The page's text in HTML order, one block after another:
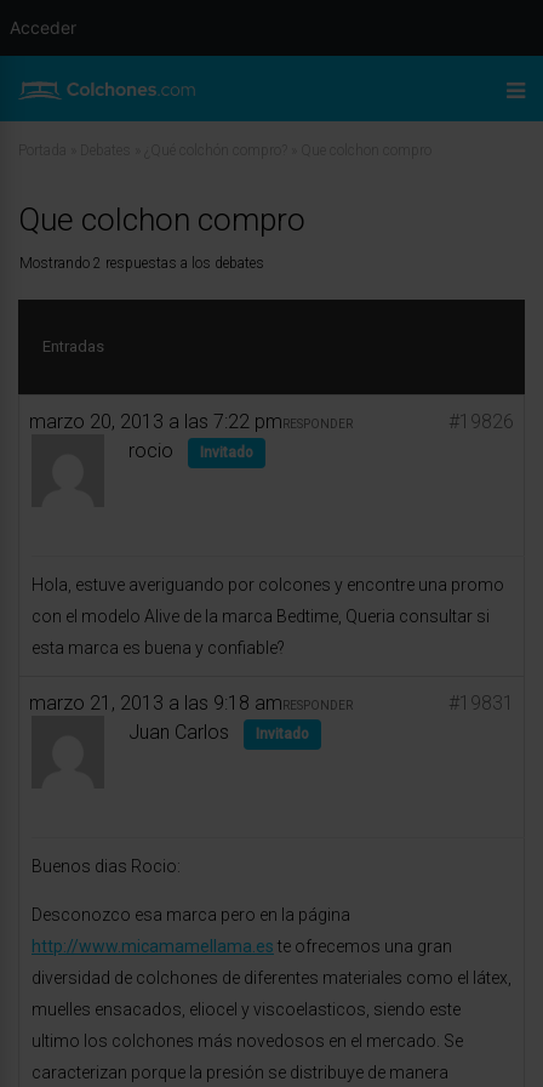
Que colchon compro
Mostrando 2 respuestas a los debates
Entradas
marzo 20, 2013 a las 7:22 pm #19826
RESPONDER
rocio Invitado
Hola, estuve averiguando por colcones y encontre una promo
con el modelo Alive de la marca Bedtime, Queria consultar si
esta marca es buena y confiable?
marzo 21, 2013 a las 9:18 am #19831
RESPONDER
Juan Carlos Invitado
Buenos dias Rocio:
Desconozco esa marca pero en la página
http://www.micamamellama.es te ofrecemos una gran
diversidad de colchones de diferentes materiales como el látex,
muelles ensacados, eliocel y viscoelasticos, siendo este
ultimo los colchones más novedosos en el mercado. Se
caracterizan porque la presión se distribuye de manera
Acceder